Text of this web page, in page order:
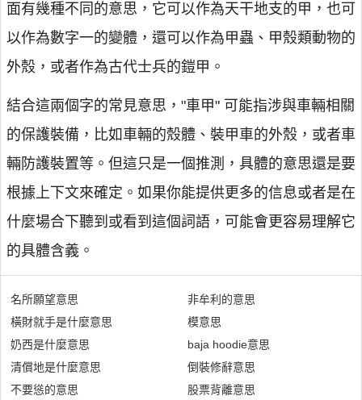
面有幾種不同的意思，它可以作為天干地支的甲，也可
以作為數字一的變體，還可以作為甲蟲、甲殼類動物的
外殼，或者作為古代士兵的鎧甲。
結合這兩個字的常見意思，"車甲" 可能指涉與車輛相關
的保護裝備，比如車輛的殼體、裝甲車的外殼，或者車
輛防護裝置等。但這只是一個推測，具體的意思還是要
根據上下文來確定。如果你能提供更多的信息或者是在
什麼場合下聽到或看到這個詞語，可能會更容易理解它
的具體含義。
名所願望意思
橫財就手是什麼意思
奶西是什麼意思
清償地是什麼意思
不要慫的意思
非牟利的意思
模意思
baja hoodie意思
倒裝修辭意思
股票背離意思